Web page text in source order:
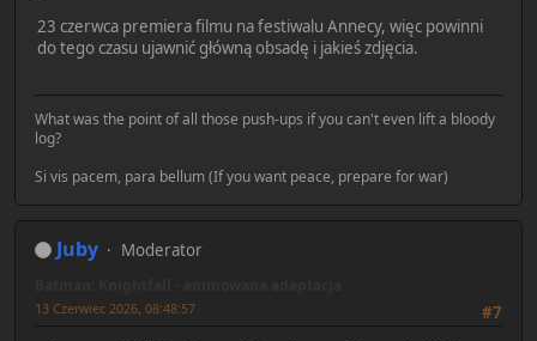
23 czerwca premiera filmu na festiwalu Annecy, więc powinni
do tego czasu ujawnić główną obsadę i jakieś zdjęcia.
What was the point of all those push-ups if you can't even lift a bloody
log?
Si vis pacem, para bellum (If you want peace, prepare for war)
Juby Moderator
#7
13 Czerwiec 2026, 08:48:57